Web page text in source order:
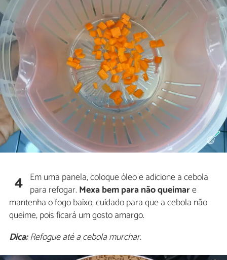
4 Em uma panela, coloque óleo e adicione a cebola
para refogar. Mexa bem para não queimare
mantenha o fogo baixo, cuidado para que a cebola não
queime, pois ficará um gosto amargo.
Dica:Refogue até a cebola murchar.